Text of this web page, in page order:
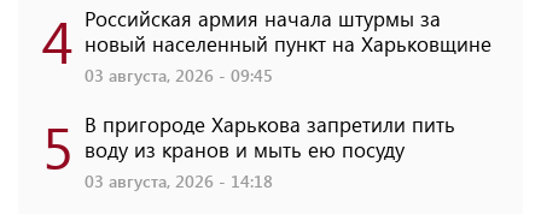
4 Российская армия начала штурмы за
новый населенный пункт на Харьковщине
03 августа, 2026 - 09:45
5 В пригороде Харькова запретили пить
воду из кранов и мыть ею посуду
03 августа, 2026 - 14:18